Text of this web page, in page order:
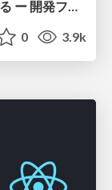
0 3.9k